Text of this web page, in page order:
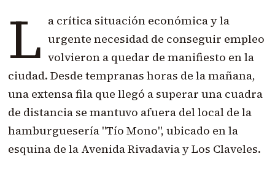
L a crítica situación económica y la
urgente necesidad de conseguir empleo
volvieron a quedar de manifiesto en la
ciudad. Desde tempranas horas de la mañana,
una extensa fila que llegó a superar una cuadra
de distancia se mantuvo afuera del local de la
hamburguesería "Tío Mono", ubicado en la
esquina de la Avenida Rivadavia y Los Claveles.